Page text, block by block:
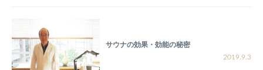
サウナの効果・効能の秘密
2019.9.3